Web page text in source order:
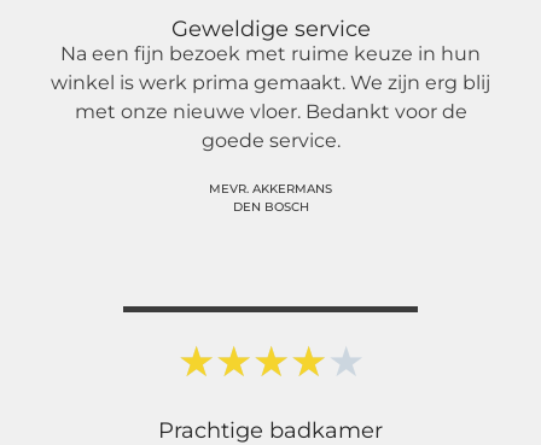
Geweldige service
Na een fijn bezoek met ruime keuze in hun
winkel is werk prima gemaakt. We zijn erg blij
met onze nieuwe vloer. Bedankt voor de
goede service.
MEVR. AKKERMANS
DEN BOSCH
★★★★★
Prachtige badkamer